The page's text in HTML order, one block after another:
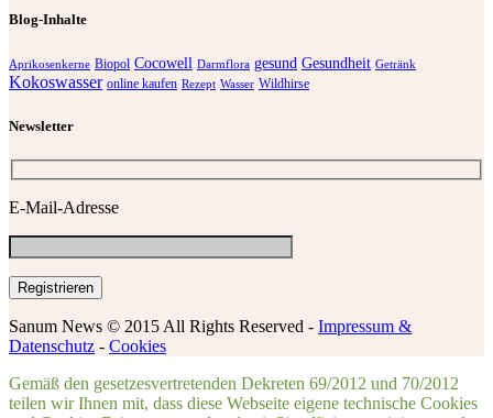
Blog-Inhalte
Aprikosenkerne Biopol Cocowell Darmflora gesund Gesundheit Getränk
Kokoswasser online kaufen Rezept Wasser Wildhirse
Newsletter
E-Mail-Adresse
Sanum News © 2015 All Rights Reserved - Impressum &
Datenschutz - Cookies
Gemäß den gesetzesvertretenden Dekreten 69/2012 und 70/2012
teilen wir Ihnen mit, dass diese Webseite eigene technische Cookies